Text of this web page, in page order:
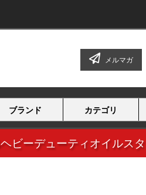
メルマガ
ブランド カテゴリ
ビーデューティオイルス